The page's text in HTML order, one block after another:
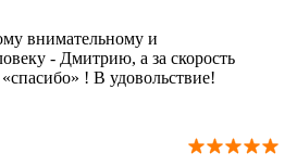
внимательному и
- Дмитрию, а за скорость
! В удовольствие!